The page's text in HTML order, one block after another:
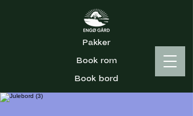
Book rom
Book bord
Pakker